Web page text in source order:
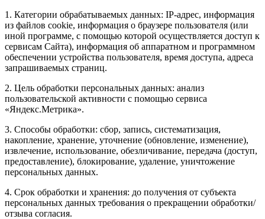
1. Категории обрабатываемых данных: IP-адрес, информация
из файлов cookie, информация о браузере пользователя (или
иной программе, с помощью которой осуществляется доступ к
сервисам Сайта), информация об аппаратном и программном
обеспечении устройства пользователя, время доступа, адреса
запрашиваемых страниц.
2. Цель обработки персональных данных: анализ
пользовательской активности с помощью сервиса
«Яндекс.Метрика».
3. Способы обработки: сбор, запись, систематизация,
накопление, хранение, уточнение (обновление, изменение),
извлечение, использование, обезличивание, передача (доступ,
предоставление), блокирование, удаление, уничтожение
персональных данных.
4. Срок обработки и хранения: до получения от субъекта
персональных данных требования о прекращении обработки/
отзыва согласия.